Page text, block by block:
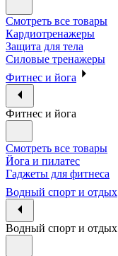
Смотреть все товары
Кардиотренажеры
Защита для тела
Силовые тренажеры
Фитнес и йога
Фитнес и йога
Смотреть все товары
Йога и пилатес
Гаджеты для фитнеса
Водный спорт и отдых
Водный спорт и отдых